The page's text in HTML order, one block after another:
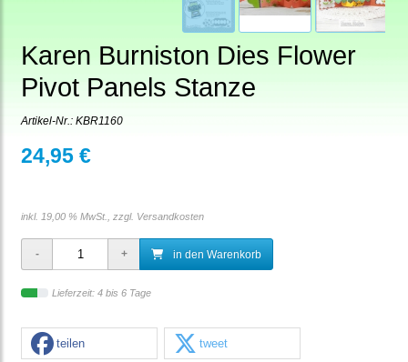
Karen Burniston Dies Flower
Pivot Panels Stanze
Artikel-Nr.: KBR1160
24,95 €
inkl. 19,00 % MwSt., zzgl. Versandkosten
in den Warenkorb
Lieferzeit: 4 bis 6 Tage
teilen tweet